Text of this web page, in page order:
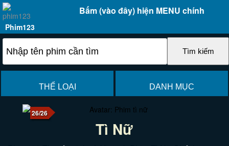
Bấm (vào đây) hiện MENU chính
Phim123
THỂ LOẠI DANH MỤC
26/26
Tì Nữ